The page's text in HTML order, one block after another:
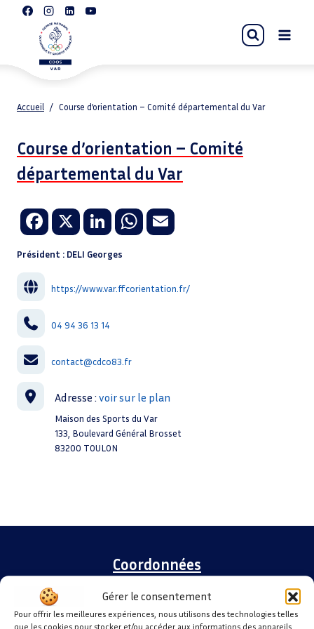
Gérer le consentement
Pour offrir les meilleures expériences, nous utilisons des technologies telles
que les cookies pour stocker et/ou accéder aux informations des appareils.
Accueil / Course d’orientation – Comité départemental du Var
Course d’orientation – Comité
départemental du Var
Fa
ce
b
o
k
X
Li
n
k
e
n
W
h
sA
E
Président : DELI Georges
https://www.var.ffcorientation.fr/
04 94 36 13 14
contact@cdco83.fr
Maison des Sports du Var
133, Boulevard Général Brosset
83200 TOULON
Coordonnées
Maison des Sports du Var
133, Boulevard du Général Brosset